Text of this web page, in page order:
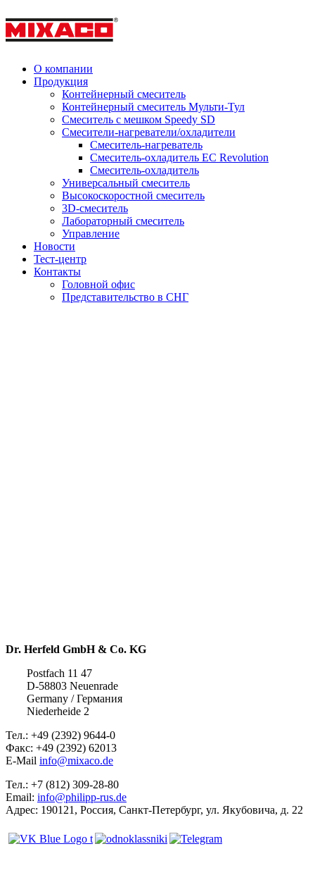
О компании
Продукция
Контейнерный смеситель
Контейнерный смеситель Мульти-Тул
Смеситель с мешком Speedy SD
Смесители-нагреватели/охладители
Смеситель-нагреватель
Смеситель-охладитель EC Revolution
Смеситель-охладитель
Универсальный смеситель
Высокоскоростной смеситель
3D-смеситель
Лабораторный смеситель
Управление
Новости
Тест-центр
Контакты
Головной офис
Представительство в СНГ
Dr. Herfeld GmbH & Co. KG
Postfach 11 47
D-58803 Neuenrade
Germany / Германия
Niederheide 2
Тел.: +49 (2392) 9644-0
Факс: +49 (2392) 62013
E-Mail info@mixaco.de
Тел.: +7 (812) 309-28-80
Email: info@philipp-rus.de
Адрес: 190121, Россия, Санкт-Петербург, ул. Якубовича, д. 22